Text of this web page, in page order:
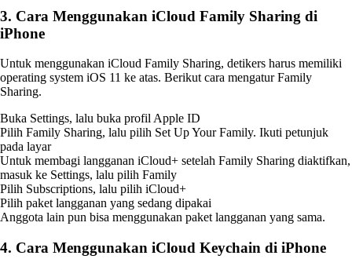
3. Cara Menggunakan iCloud Family Sharing di
iPhone
Untuk menggunakan iCloud Family Sharing, detikers harus memiliki
operating system iOS 11 ke atas. Berikut cara mengatur Family
Sharing.
Buka Settings, lalu buka profil Apple ID
Pilih Family Sharing, lalu pilih Set Up Your Family. Ikuti petunjuk
pada layar
Untuk membagi langganan iCloud+ setelah Family Sharing diaktifkan,
masuk ke Settings, lalu pilih Family
Pilih Subscriptions, lalu pilih iCloud+
Pilih paket langganan yang sedang dipakai
Anggota lain pun bisa menggunakan paket langganan yang sama.
4. Cara Menggunakan iCloud Keychain di iPhone